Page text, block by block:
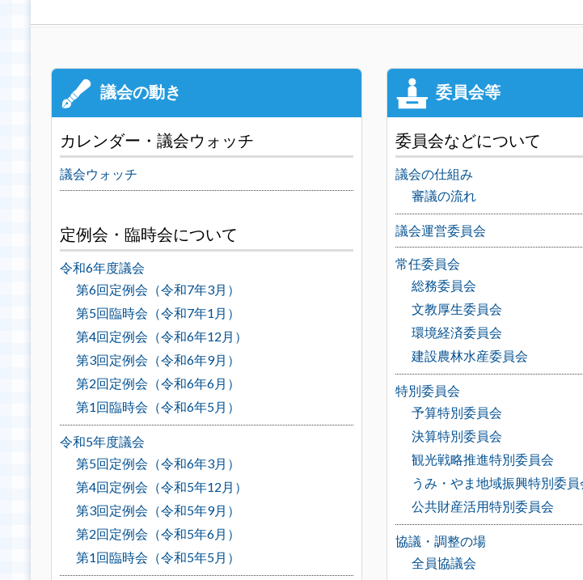
カレンダー・議会ウォッチ
議会ウォッチ
定例会・臨時会について
令和6年度議会
第6回定例会（令和7年3月）
第5回臨時会（令和7年1月）
第4回定例会（令和6年12月）
第3回定例会（令和6年9月）
第2回定例会（令和6年6月）
第1回臨時会（令和6年5月）
令和5年度議会
第5回定例会（令和6年3月）
第4回定例会（令和5年12月）
第3回定例会（令和5年9月）
第2回定例会（令和5年6月）
第1回臨時会（令和5年5月）
委員会などについて
議会の仕組み
審議の流れ
議会運営委員会
常任委員会
総務委員会
文教厚生委員会
環境経済委員会
建設農林水産委員会
特別委員会
予算特別委員会
決算特別委員会
観光戦略推進特別委員会
うみ・やま地域振興特別委員
公共財産活用特別委員会
協議・調整の場
全員協議会